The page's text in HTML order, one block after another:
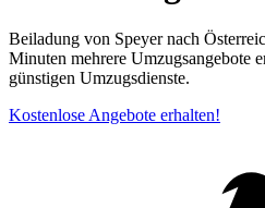
Beiladung von Speyer nach
Minuten mehrere Umzugsangebote
günstigen Umzugsdienste.
Kostenlose Angebote erhalten!